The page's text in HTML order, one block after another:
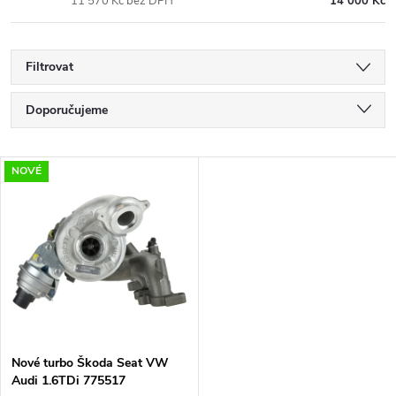
Filtrovat
Ř
a
n
p
Doporučujeme
Nejdražší
Nejprodávanější
Abecedně
V
p
i
s
NOVÉ
Nové turbo Škoda Seat VW
Audi 1.6TDi 775517